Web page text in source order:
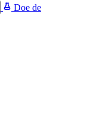
Doe de